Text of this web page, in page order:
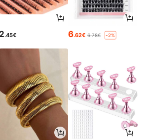
2.45€ 6.62€ 6.78€ -2%